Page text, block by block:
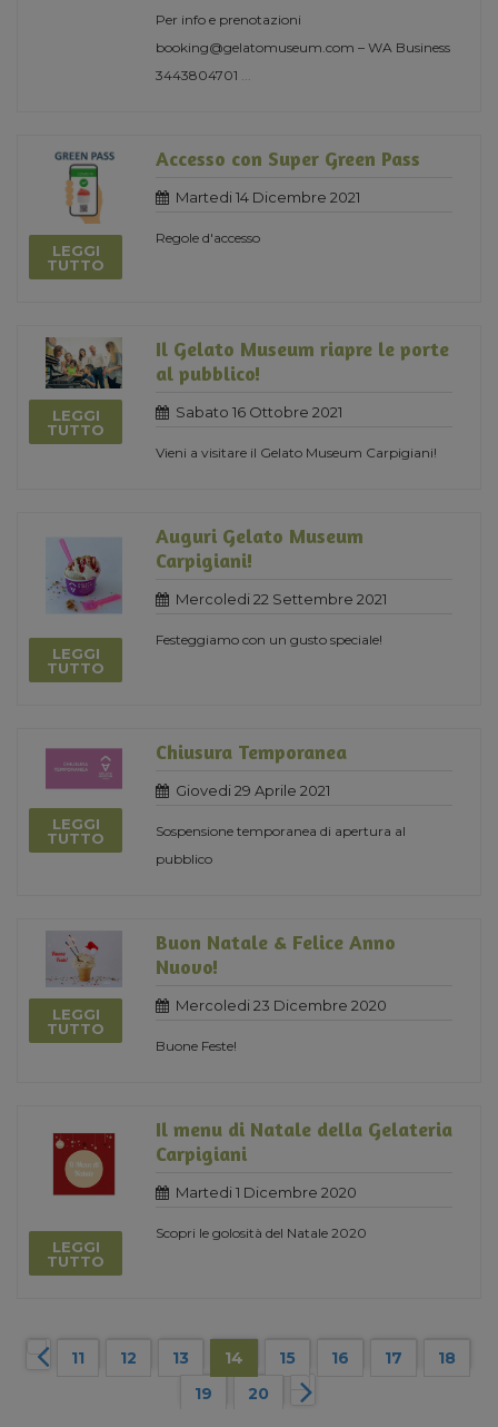
Per info e prenotazioni
booking@gelatomuseum.com – WA Business
3443804701
LEGGI
TUTTO
Accesso con Super Green Pass
Martedi 14 Dicembre 2021
Regole d'accesso
LEGGI
TUTTO
Il Gelato Museum riapre le porte
al pubblico!
Sabato 16 Ottobre 2021
Vieni a visitare il Gelato Museum Carpigiani!
LEGGI
TUTTO
Auguri Gelato Museum
Carpigiani!
Mercoledi 22 Settembre 2021
Festeggiamo con un gusto speciale!
LEGGI
TUTTO
Chiusura Temporanea
Giovedi 29 Aprile 2021
Sospensione temporanea di apertura al
pubblico
LEGGI
TUTTO
Buon Natale & Felice Anno
Nuovo!
Mercoledi 23 Dicembre 2020
Buone Feste!
LEGGI
TUTTO
Il menu di Natale della Gelateria
Carpigiani
Martedi 1 Dicembre 2020
Scopri le golosità del Natale 2020
11 12 13 14 15 16 17
18
19
20